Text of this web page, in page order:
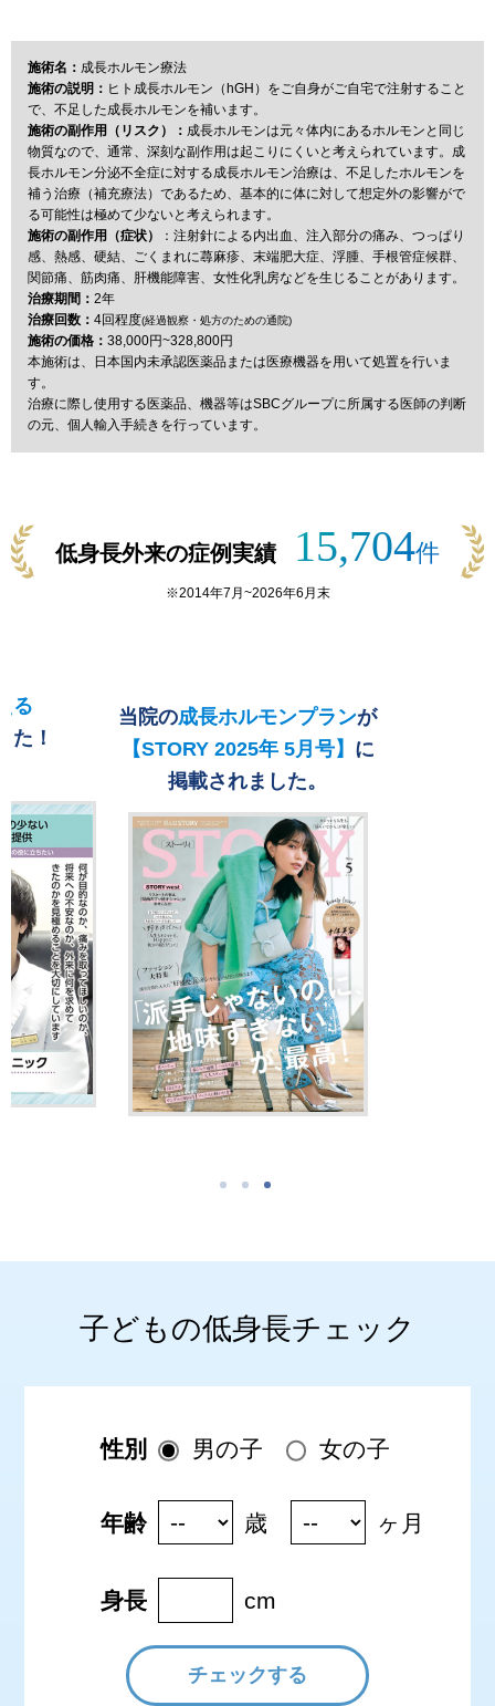
施術名： 成長ホルモン療法
施術の説明： ヒト成長ホルモン（hGH）をご自身がご自宅で注射すること
で、不足した成長ホルモンを補います。
施術の副作用（リスク）： 成長ホルモンは元々体内にあるホルモンと同じ
物質なので、通常、深刻な副作用は起こりにくいと考えられています。成
長ホルモン分泌不全症に対する成長ホルモン治療は、不足したホルモンを
補う治療（補充療法）であるため、基本的に体に対して想定外の影響がで
る可能性は極めて少ないと考えられます。
施術の副作用（症状）
：注射針による内出血、注入部分の痛み、つっぱり
感、熱感、硬結、ごくまれに蕁麻疹、末端肥大症、浮腫、手根管症候群、
関節痛、筋肉痛、肝機能障害、女性化乳房などを生じることがあります。
治療期間： 2年
治療回数： 4回程度(経過観察・処方のための通院)
施術の価格： 38,000円~328,800円
本施術は、日本国内未承認医薬品または医療機器を用いて処置を行いま
す。
治療に際し使用する医薬品、機器等はSBCグループに所属する医師の判断
の元、個人輸入手続きを行っています。
低身長外来の症例実績 15,704件
※2014年7月 ~2026年6月 末
る
た！
当院の成長ホルモンプランが
【STORY 2025年 5月号】 に
掲載されました。
子どもの低身長チェック
性別 男の子 女の子
年齢 歳 ヶ月
身長 cm